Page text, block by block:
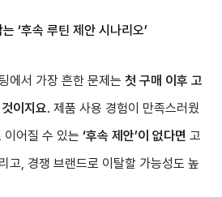
‘후속 루틴 제안 시나리오’
에서 가장 흔한 문제는 첫 구매 이후 고
이지요. 제품 사용 경험이 만족스러웠
이어질 수 있는 ‘후속 제안’이 없다면 고
고, 경쟁 브랜드로 이탈할 가능성도 높